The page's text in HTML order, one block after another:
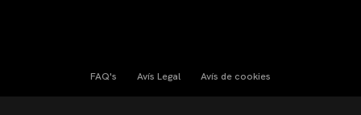
FAQ's Avís Legal Avís de cookies